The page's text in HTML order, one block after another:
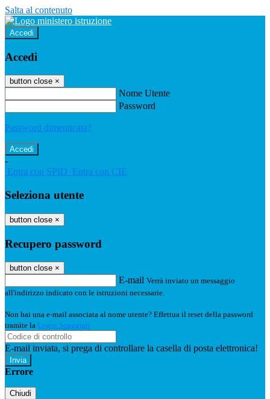
Salta al contenuto
Accedi
Accedi
button close ×
Nome Utente
Password
Password dimenticata?
-
Entra con SPID Entra con CIE
Seleziona utente
button close ×
Recupero password
button close ×
E-mail Verrà inviato un messaggio
all'indirizzo indicato con le istruzioni necessarie.
Non hai una e-mail associata al nome utente? Effettua il reset della password
tramite la Login Spaggiari
E-mail inviata, si prega di controllare la casella di posta elettronica!
Errore
Chiudi